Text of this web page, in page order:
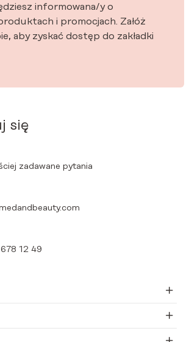
się
zadawane pytania
12 49
informowana/y o
i promocjach. Załóż
aby zyskać dostęp do zakładki